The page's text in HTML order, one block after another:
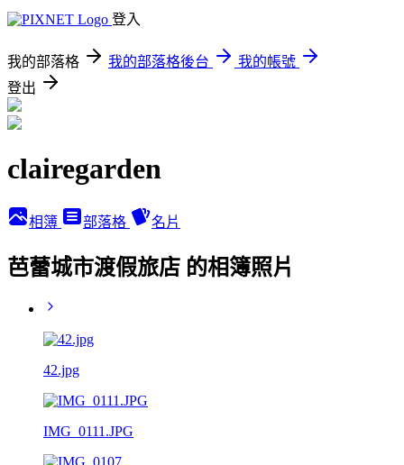
登入
我的部落格 我的部落格後台
我的帳號
登出
clairegarden
相簿 部落格 名片
芭蕾城市渡假旅店 的相簿照片
42.jpg
IMG_0111.JPG